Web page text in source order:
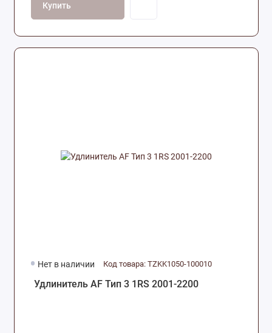
Купить
Нет в наличии Код товара: TZKK1050-100010
Удлинитель AF Тип 3 1RS 2001-2200